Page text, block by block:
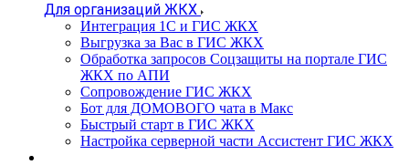
Для организаций ЖКХ
Интеграция 1С и ГИС ЖКХ
Выгрузка за Вас в ГИС ЖКХ
Обработка запросов Соцзащиты на портале ГИС
ЖКХ по АПИ
Сопровождение ГИС ЖКХ
Бот для ДОМОВОГО чата в Макс
Быстрый старт в ГИС ЖКХ
Настройка серверной части Ассистент ГИС ЖКХ